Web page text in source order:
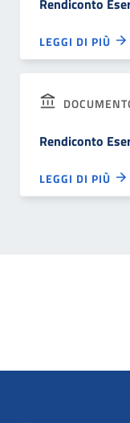
Rendiconto
LEGGI DI PIÙ
Rendiconto
LEGGI DI PIÙ